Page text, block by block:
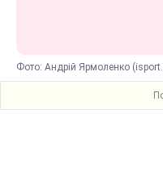
Фото: Андрій Ярмоленко